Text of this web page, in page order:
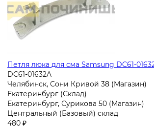
Петля люка для сма Samsung DC61-
DC61-01632A
Челябинск, Сони Кривой 38 (Магазин)
Екатеринбург (Склад)
Екатеринбург, Сурикова 50 (Магазин)
Центральный (Базовый) склад
480 ₽